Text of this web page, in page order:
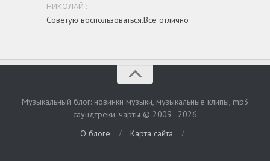
НИКОЛАЙ :
Советую воспользоваться.Все отлично
Музыкальный блог: новинки музыки, музыкальные клипы, mp3
саундтреки, чарты © 2009–2026
О блоге
/ Карта сайта /